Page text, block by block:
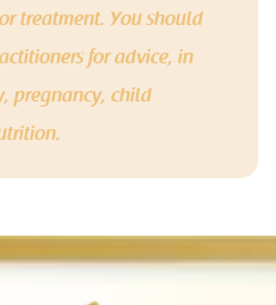
treatment. You should
for advice, in
pregnancy, child